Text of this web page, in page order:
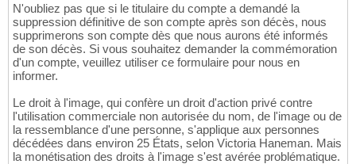
N'oubliez pas que si le titulaire du compte a demandé la
suppression définitive de son compte après son décès, nous
supprimerons son compte dès que nous aurons été informés
de son décès. Si vous souhaitez demander la commémoration
d'un compte, veuillez utiliser ce formulaire pour nous en
informer.
Le droit à l'image, qui confère un droit d'action privé contre
l'utilisation commerciale non autorisée du nom, de l'image ou de
la ressemblance d'une personne, s'applique aux personnes
décédées dans environ 25 États, selon Victoria Haneman. Mais
la monétisation des droits à l'image s'est avérée problématique.